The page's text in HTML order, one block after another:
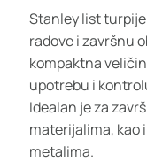
Stanley list
radove i završnu
kompaktna
upotrebu i
Idealan je za
materijalima, kao
metalima.